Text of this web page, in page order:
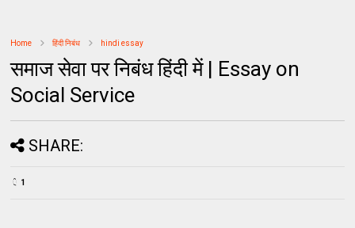
Home हिंदी निबंध hindi essay
समाज सेवा पर निबंध हिंदी में | Essay on
Social Service
SHARE:
1